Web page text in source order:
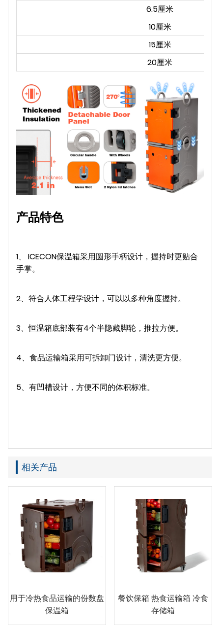
6.5厘米
10厘米
15厘米
20厘米
产品特色
1、 ICECON保温箱采用圆形手柄设计，握持时更贴合
手掌。
2、符合人体工程学设计，可以以多种角度握持。
3、恒温箱底部装有4个半隐藏脚轮，推拉方便。
4、食品运输箱采用可拆卸门设计，清洗更方便。
5、有凹槽设计，方便不同的体积标准。
相关产品
用于冷热食品运输的份数盘
保温箱
餐饮保箱 热食运输箱 冷食
存储箱